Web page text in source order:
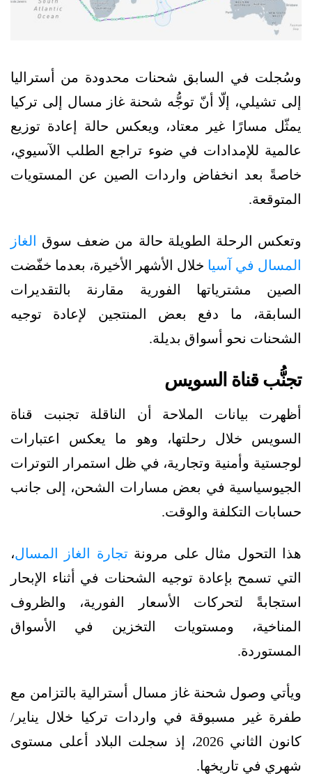
وسُجلت في السابق شحنات محدودة من أستراليا
إلى تشيلي، إلّا أنّ توجُّه شحنة غاز مسال إلى تركيا
يمثّل مسارًا غير معتاد، ويعكس حالة إعادة توزيع
عالمية للإمدادات في ضوء تراجع الطلب الآسيوي،
خاصةً بعد انخفاض واردات الصين عن المستويات
المتوقعة.
وتعكس الرحلة الطويلة حالة من ضعف سوق
الغاز
المسال في آسيا خلال الأشهر الأخيرة، بعدما خفّضت
الصين مشترياتها الفورية مقارنة بالتقديرات
السابقة، ما دفع بعض المنتجين لإعادة توجيه
الشحنات نحو أسواق بديلة.
تجنُّب قناة السويس
أظهرت بيانات الملاحة أن الناقلة تجنبت قناة
السويس خلال رحلتها، وهو ما يعكس اعتبارات
لوجستية وأمنية وتجارية، في ظل استمرار التوترات
الجيوسياسية في بعض مسارات الشحن، إلى جانب
حسابات التكلفة والوقت.
هذا التحول مثال على مرونة تجارة الغاز المسال،
التي تسمح بإعادة توجيه الشحنات في أثناء الإبحار
استجابةً لتحركات الأسعار الفورية، والظروف
المناخية، ومستويات التخزين في الأسواق
المستوردة.
ويأتي وصول شحنة غاز مسال أسترالية بالتزامن مع
طفرة غير مسبوقة في واردات تركيا خلال يناير/
كانون الثاني 2026، إذ سجلت البلاد أعلى مستوى
شهري في تاريخها.